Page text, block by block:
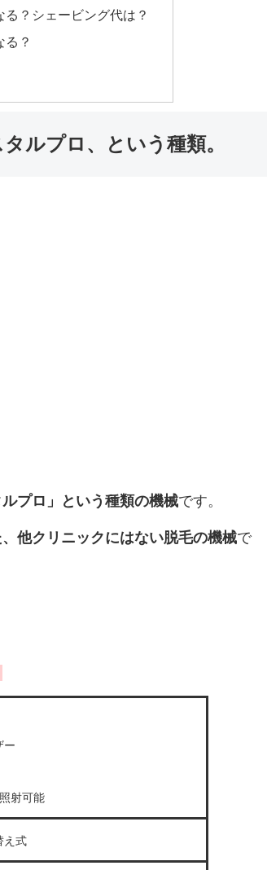
？シェービング代は？
る？
ルプロ、という種類。
ルプロ」という種類の機械です。
他クリニックにはない脱毛の機械で
ー
射可能
え式